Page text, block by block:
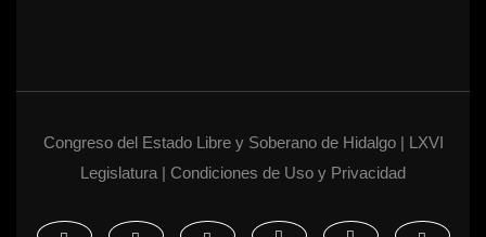
Congreso del Estado Libre y Soberano de Hidalgo | LXVI
Legislatura | Condiciones de Uso y Privacidad